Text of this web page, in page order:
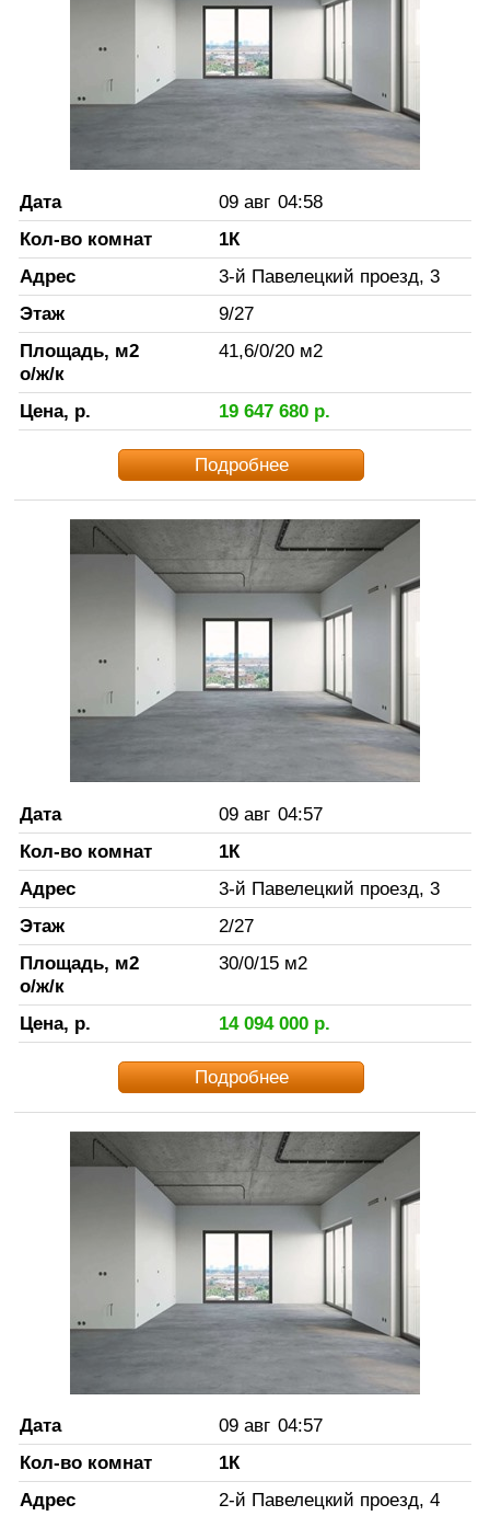
Дата 09 авг 04:58
Кол-во комнат
1К
Адрес
3-й Павелецкий проезд, 3
Этаж
9/27
Площадь, м2
о/ж/к
41,6/0/20 м2
Цена, р. 19 647 680р.
Подробнее
Дата 09 авг 04:57
Кол-во комнат
1К
Адрес
3-й Павелецкий проезд, 3
Этаж
2/27
Площадь, м2
о/ж/к
30/0/15 м2
Цена, р. 14 094 000р.
Подробнее
Дата 09 авг 04:57
Кол-во комнат
1К
Адрес
2-й Павелецкий проезд, 4